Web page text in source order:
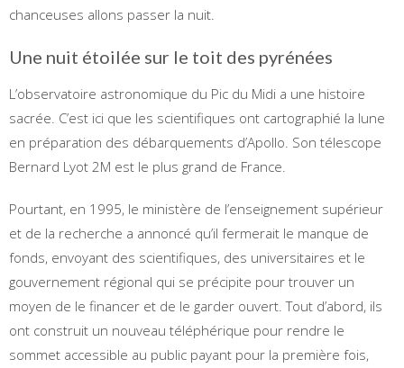
chanceuses allons passer la nuit.
Une nuit étoilée sur le toit des pyrénées
L’observatoire astronomique du Pic du Midi a une histoire
sacrée. C’est ici que les scientifiques ont cartographié la lune
en préparation des débarquements d’Apollo. Son télescope
Bernard Lyot 2M est le plus grand de France.
Pourtant, en 1995, le ministère de l’enseignement supérieur
et de la recherche a annoncé qu’il fermerait le manque de
fonds, envoyant des scientifiques, des universitaires et le
gouvernement régional qui se précipite pour trouver un
moyen de le financer et de le garder ouvert. Tout d’abord, ils
ont construit un nouveau téléphérique pour rendre le
sommet accessible au public payant pour la première fois,